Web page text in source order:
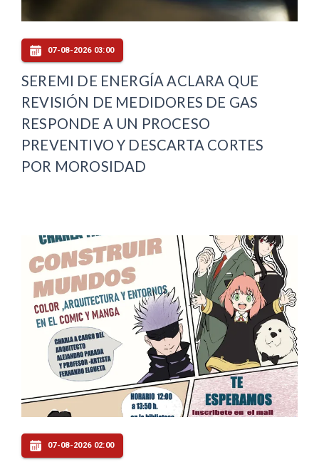
07-08-2026 03:00
SEREMI DE ENERGÍA ACLARA QUE
REVISIÓN DE MEDIDORES DE GAS
RESPONDE A UN PROCESO
PREVENTIVO Y DESCARTA CORTES
POR MOROSIDAD
07-08-2026 02:00